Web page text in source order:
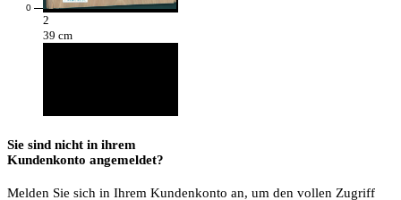
0
2
39 cm
Sie sind nicht in ihrem
Kundenkonto angemeldet?
Melden Sie sich in Ihrem Kundenkonto an, um den vollen Zugriff